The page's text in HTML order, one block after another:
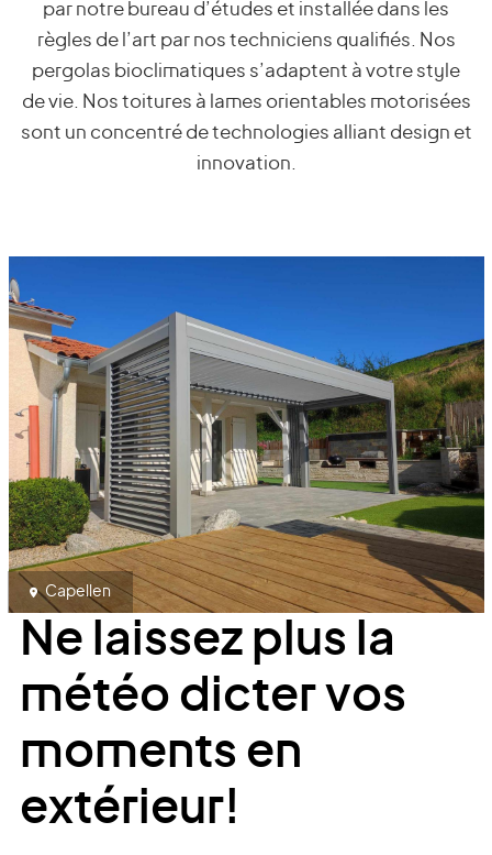
par notre bureau d’études et installée dans les
règles de l’art par nos techniciens qualifiés. Nos
pergolas bioclimatiques s’adaptent à votre style
de vie. Nos toitures à lames orientables motorisées
sont un concentré de technologies alliant design et
innovation.
Ne laissez plus la
météo dicter vos
moments en
extérieur!
Capellen